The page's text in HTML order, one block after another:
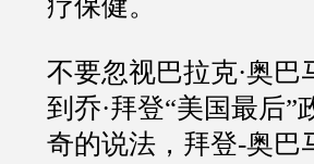
疗保健。
不要忽视巴拉克·奥
到乔·拜登“美国最后
奇的说法，拜登-奥巴